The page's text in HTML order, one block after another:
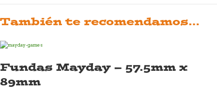
También te recomendamos…
Fundas Mayday – 57.5mm x
89mm